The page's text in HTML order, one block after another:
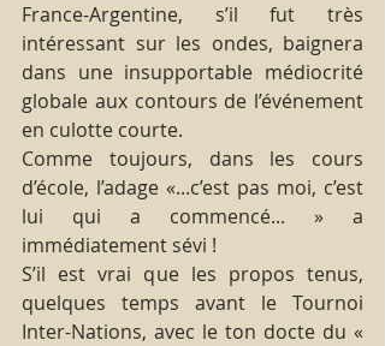
France-Argentine, s’il fut très
intéressant sur les ondes, baignera
dans une insupportable médiocrité
globale aux contours de l’événement
en culotte courte.
Comme toujours, dans les cours
d’école, l’adage «...c’est pas moi, c’est
lui qui a commencé... » a
immédiatement sévi !
S’il est vrai que les propos tenus,
quelques temps avant le Tournoi
Inter-Nations, avec le ton docte du «